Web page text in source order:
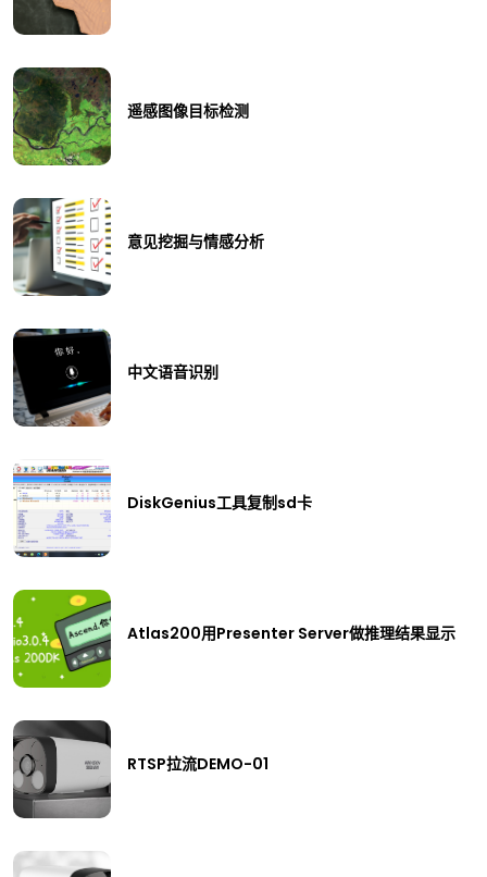
遥感图像目标检测
意见挖掘与情感分析
中文语音识别
DiskGenius工具复制sd卡
Atlas200用Presenter Server做推理结果显示
RTSP拉流DEMO-01